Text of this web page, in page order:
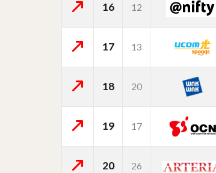
16 12
17 13
18 20
19 17
20 26